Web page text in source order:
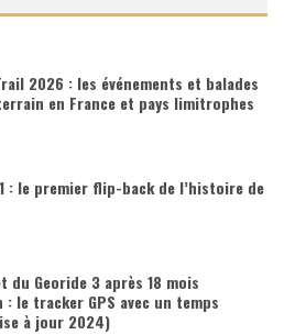
2026 : les événements et balades
en France et pays limitrophes
: le premier flip-back de l’histoire de
du Georide 3 après 18 mois
le tracker GPS avec un temps
à jour 2024)